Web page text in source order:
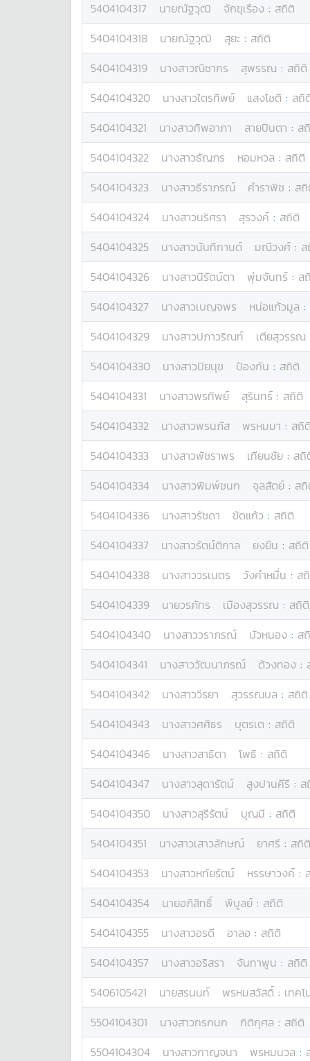
5404104317 นายณัฐวุฒิ จักขุเรือง : สถิติ
5404104318
นายณัฐวุฒิ สุยะ : สถิติ
5404104319
นางสาวณิชากร สุพรรณ : สถิติ
5404104320
นางสาวไตรทิพย์ แสงโชติ : สถิ
5404104321
นางสาวทิพอาภา สายปินตา : ส
5404104322
นางสาวธัญภร หอมหวล : สถิติ
5404104323
นางสาวธีราภรณ์ คำราพิช : ส
5404104324
นางสาวนริศรา สุรวงค์ : สถิติ
5404104325
นางสาวนันทิกานต์ มณีวงศ์ :
5404104326
นางสาวนิรัตน์ตา พุ่มจันทร์ : ส
5404104327
นางสาวเบญจพร หน่อแก้วมูล :
5404104329
นางสาวปภาวริณท์ เตียสุวรรณ
5404104330
นางสาวปิยนุช ป้องกัน : สถิติ
5404104331
นางสาวพรทิพย์ สุรินทร์ : สถิติ
5404104332
นางสาวพรนภัส พรหมมา : สถิติ
5404104333
นางสาวพัชราพร เทียนชัย : สถิ
5404104334
นางสาวพิมพ์ชนก จุลสัตย์ : ส
5404104336
นางสาวรัชดา ขัดแก้ว : สถิติ
5404104337
นางสาวรัตน์ติกาล ยงยืน : สถิติ
5404104338
นางสาววรเนตร วังคำหมื่น : ส
5404104339
นายวรภัทร เมืองสุวรรณ : สถิติ
5404104340
นางสาววราภรณ์ บัวหนอง : ส
5404104341
นางสาววัฒนาภรณ์ ด้วงทอง :
5404104342
นางสาววีรยา สุวรรณบล : สถิติ
5404104343
นางสาวศศิธร บุตรเต : สถิติ
5404104346
นางสาวสาธิตา โพธิ : สถิติ
5404104347
นางสาวสุดารัตน์ สูงปานคีรี :
5404104350
นางสาวสุรีรัตน์ บุญมี : สถิติ
5404104351
นางสาวเสาวลักษณ์ ยาศรี : สถิติ
5404104353
นางสาวหทัยรัตน์ หรรษาวงค์ :
5404104354
นายอภิสิทธิ์ พิบูลย์ : สถิติ
5404104355
นางสาวอรดี อาลอ : สถิติ
5404104357
นางสาวอริสรา จันทาพูน : สถิติ
5406105421
นายสรนนท์ พรหมสวัสดิ์ : เทค
5504104301
นางสาวกรกนก กิติกุศล : สถิติ
5504104304
นางสาวกาญจนา พรหมนวล :